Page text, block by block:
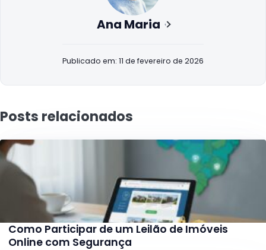
Ana Maria
Publicado em: 11 de fevereiro de 2026
Posts relacionados
Como Participar de um Leilão de Imóveis
Online com Segurança